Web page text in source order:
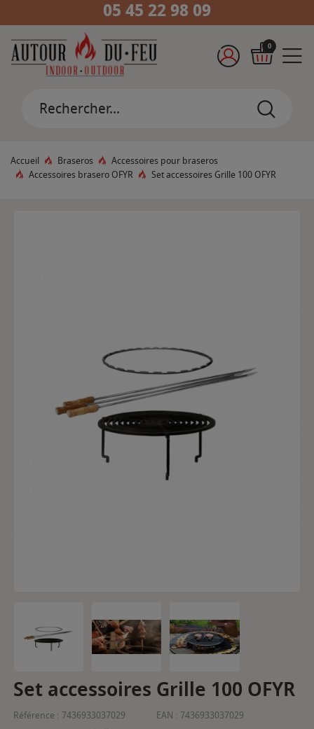
05 45 22 98 09
0
Accueil Braseros
Accessoires pour braseros
Accessoires brasero OFYR
Set accessoires Grille 100 OFYR
Set accessoires Grille 100 OFYR
Référence : 7436933037029 EAN : 7436933037029